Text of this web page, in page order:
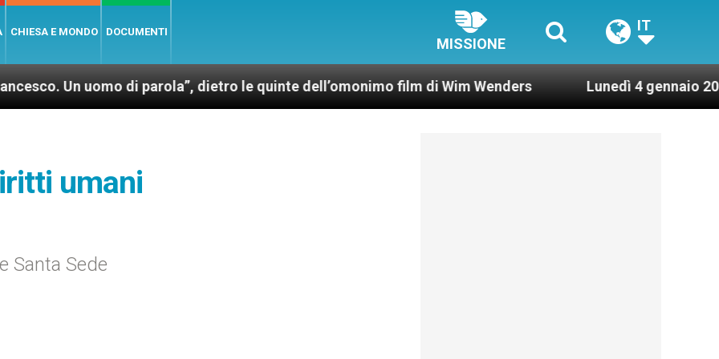
CHIESA E MONDO DOCUMENTI
MISSIONE
IT
di parola”, dietro le quinte dell’omonimo film di Wim Wenders Lunedì 4 gennaio 2021:
umani
Santa Sede